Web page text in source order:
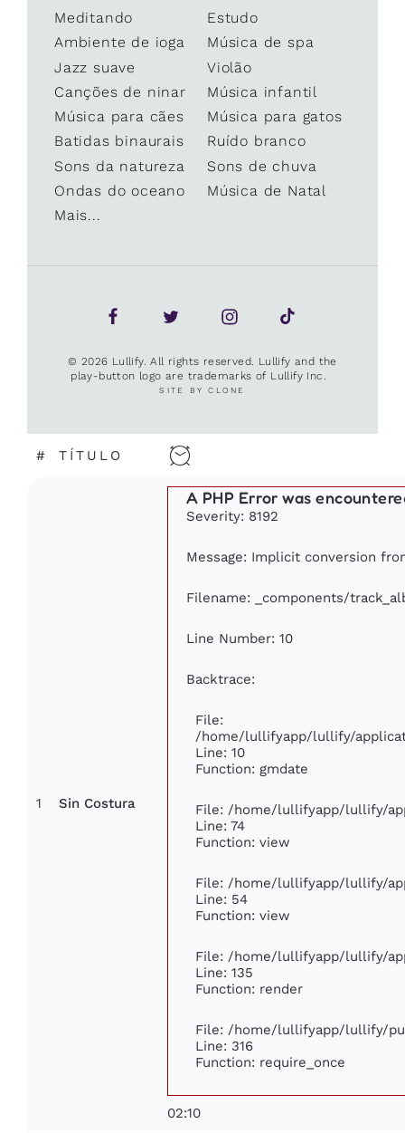
Meditando
Estudo
Ambiente de ioga
Música de spa
Jazz suave
Violão
Canções de ninar
Música infantil
Música para cães
Música para gatos
Batidas binaurais
Ruído branco
Sons da natureza
Sons de chuva
Ondas do oceano
Música de Natal
Mais...
© 2026 Lullify. All rights reserved. Lullify and the
play-button logo are trademarks of Lullify Inc.
SITE BY CLONE
# TÍTULO
1 Sin Costura
A PHP Error was
Severity: 8192
Message: Implicit conversion
Filename: _components/
Line Number: 10
Backtrace:
File:
/home/lullifyapp/lullify/
Line: 10
Function: gmdate
File: /home/lullifyapp/lullify/
Line: 74
Function: view
File: /home/lullifyapp/lullify/
Line: 54
Function: view
File: /home/lullifyapp/lullify/
Line: 135
Function: render
File: /home/lullifyapp/lullify/
Line: 316
Function: require_once
02:10